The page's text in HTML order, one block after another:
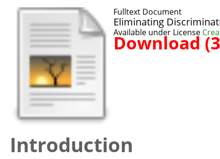
Fulltext Document
Eliminating
Available under License
Download
Introduction